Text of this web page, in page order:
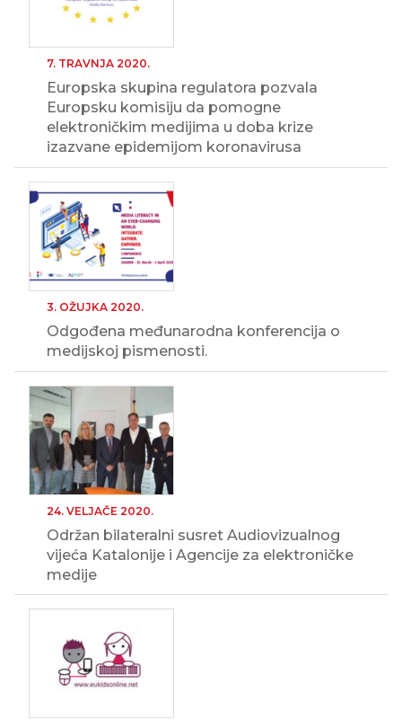
7. TRAVNJA 2020.
Europska skupina regulatora pozvala
Europsku komisiju da pomogne
elektroničkim medijima u doba krize
izazvane epidemijom koronavirusa
3. OŽUJKA 2020.
Odgođena međunarodna konferencija o
medijskoj pismenosti.
24. VELJAČE 2020.
Održan bilateralni susret Audiovizualnog
vijeća Katalonije i Agencije za elektroničke
medije